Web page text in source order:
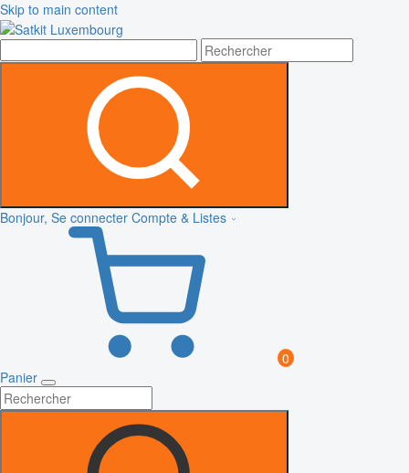
Skip to main content
Bonjour, Se connecter Compte & Listes
0
Panier